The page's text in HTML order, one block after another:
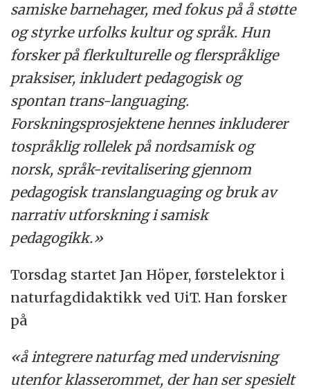
samiske barnehager, med fokus på å støtte
og styrke urfolks kultur og språk. Hun
forsker på flerkulturelle og flerspråklige
praksiser, inkludert pedagogisk og
spontan trans-languaging.
Forskningsprosjektene hennes inkluderer
tospråklig rollelek på nordsamisk og
norsk, språk-revitalisering gjennom
pedagogisk translanguaging og bruk av
narrativ utforskning i samisk
pedagogikk.»
Torsdag startet Jan Höper, førstelektor i
naturfagdidaktikk ved UiT. Han forsker
på
«å integrere naturfag med undervisning
utenfor klasserommet, der han ser spesielt